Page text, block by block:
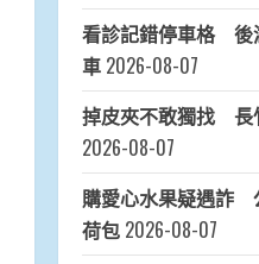
看診記錯停車格 後
車 2026-08-07
掉皮夾不敢獨找 長
2026-08-07
購愛心水果疑遇詐
荷包 2026-08-07